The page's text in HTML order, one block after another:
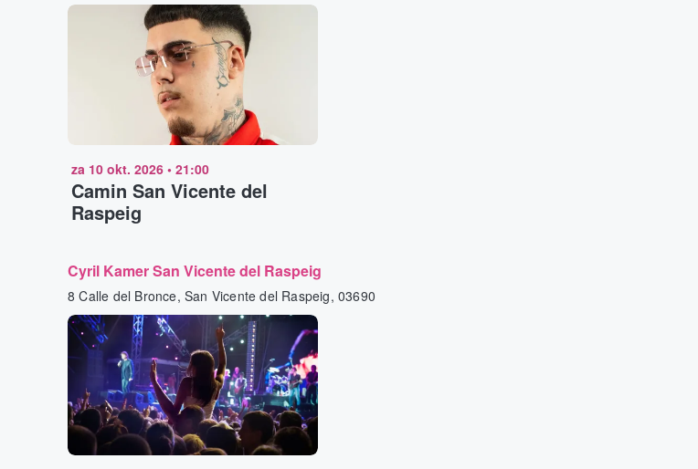
za 10 okt. 2026 • 21:00
Camin San Vicente del
Raspeig
Cyril Kamer San Vicente del Raspeig
8 Calle del Bronce, San Vicente del Raspeig, 03690